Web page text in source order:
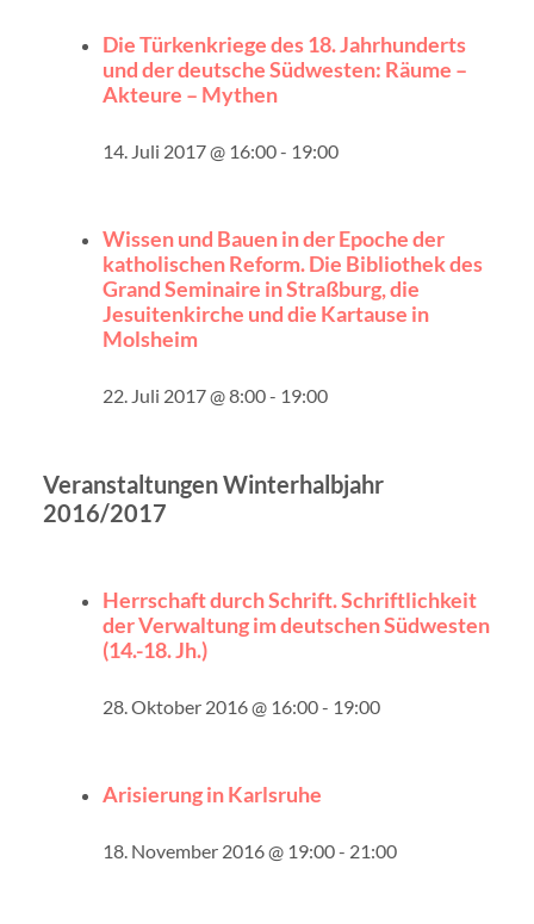
Die Türkenkriege des 18. Jahrhunderts
und der deutsche Südwesten: Räume –
Akteure – Mythen
14. Juli 2017 @ 16:00- 19:00
Wissen und Bauen in der Epoche der
katholischen Reform. Die Bibliothek des
Grand Seminaire in Straßburg, die
Jesuitenkirche und die Kartause in
Molsheim
22. Juli 2017 @ 8:00- 19:00
Veranstaltungen Winterhalbjahr
2016/2017
Herrschaft durch Schrift. Schriftlichkeit
der Verwaltung im deutschen Südwesten
(14.-18. Jh.)
28. Oktober 2016 @ 16:00- 19:00
Arisierung in Karlsruhe
18. November 2016 @ 19:00- 21:00